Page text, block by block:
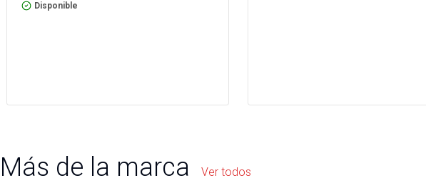
Disponible
Más de la marca Ver todos